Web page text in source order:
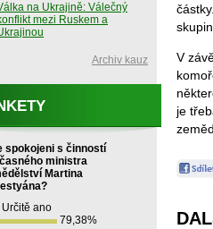
V
je
na Ukrajině: Válečný
mezi Ruskem a
Archiv kauz
spokojeni s činností
ministra
Martina
Určitě ano
79,38%